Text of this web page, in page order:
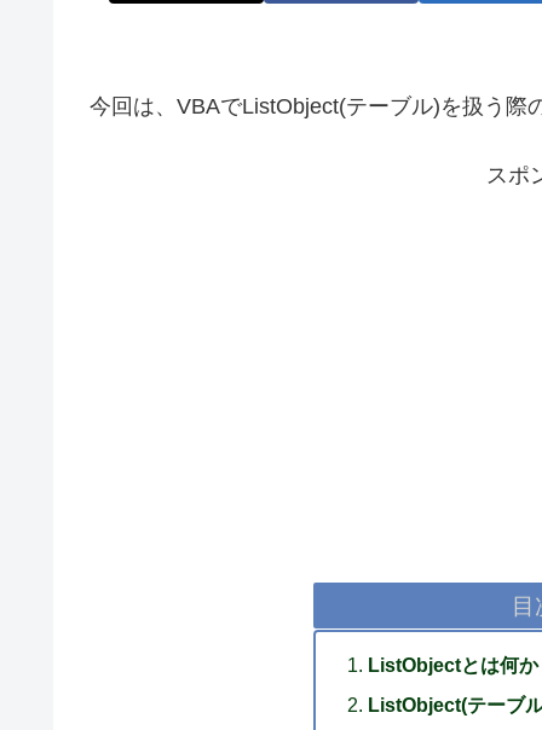
今回は、VBAでListObject(テーブル)を扱う際
スポ
目
ListObjectとは何か
ListObject(テーブ